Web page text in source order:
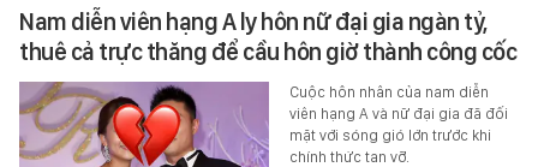
Nam diễn viên hạng A ly hôn nữ đại gia ngàn tỷ,
thuê cả trực thăng để cầu hôn giờ thành công cốc
Cuộc hôn nhân của nam diễn
viên hạng A và nữ đại gia đã đối
mặt với sóng gió lớn trước khi
chính thức tan vỡ.